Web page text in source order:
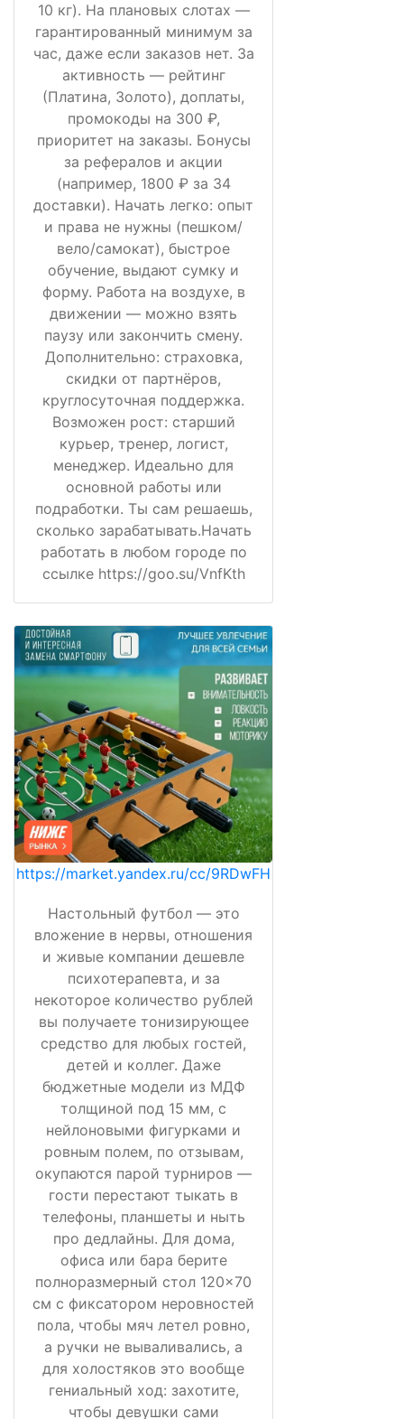
10 кг). На плановых слотах —
гарантированный минимум за
час, даже если заказов нет. За
активность — рейтинг
(Платина, Золото), доплаты,
промокоды на 300 ₽,
приоритет на заказы. Бонусы
за рефералов и акции
(например, 1800 ₽ за 34
доставки). Начать легко: опыт
и права не нужны (пешком/
вело/самокат), быстрое
обучение, выдают сумку и
форму. Работа на воздухе, в
движении — можно взять
паузу или закончить смену.
Дополнительно: страховка,
скидки от партнёров,
круглосуточная поддержка.
Возможен рост: старший
курьер, тренер, логист,
менеджер. Идеально для
основной работы или
подработки. Ты сам решаешь,
сколько зарабатывать.Начать
работать в любом городе по
ссылке https://goo.su/VnfKth
https://market.yandex.ru/cc/9RDwFH
Настольный футбол — это
вложение в нервы, отношения
и живые компании дешевле
психотерапевта, и за
некоторое количество рублей
вы получаете тонизирующее
средство для любых гостей,
детей и коллег. Даже
бюджетные модели из МДФ
толщиной под 15 мм, с
нейлоновыми фигурками и
ровным полем, по отзывам,
окупаются парой турниров —
гости перестают тыкать в
телефоны, планшеты и ныть
про дедлайны. Для дома,
офиса или бара берите
полноразмерный стол 120×70
см с фиксатором неровностей
пола, чтобы мяч летел ровно,
а ручки не вываливались, а
для холостяков это вообще
гениальный ход: захотите,
чтобы девушки сами